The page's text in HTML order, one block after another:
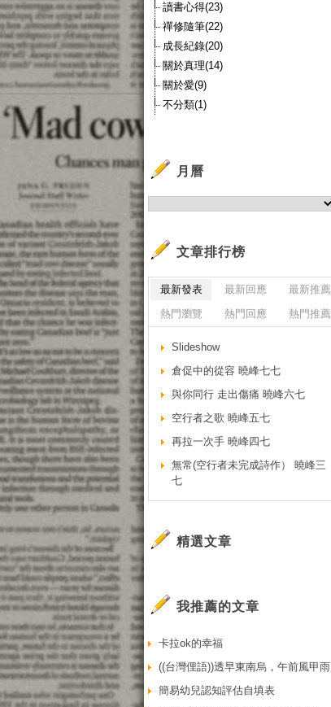
讀書心得(23)
禪修隨筆(22)
成長紀錄(20)
關於真理(14)
關於愛(9)
不分類(1)
月曆
文章排行榜
最新發表 最新回應
最新推薦
熱門瀏覽
熱門回應 熱門推薦
Slideshow
倉促中的從容 曉峰七七
與你同行 走出傷痛 曉峰六七
空行者之歌 曉峰五七
再拉一次手 曉峰四七
無常(空行者未完成詩作） 曉峰三
七
精選文章
我推薦的文章
卡拉ok的幸福
((台灣俚語))透早東南烏，午前風甲雨
簡易幼兒認知評估自填表